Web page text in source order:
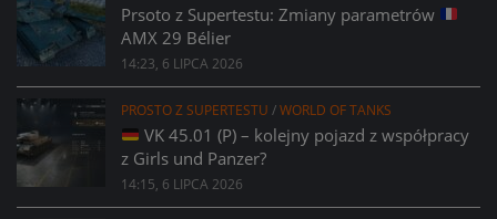
Prsoto z Supertestu: Zmiany parametrów
AMX 29 Bélier
14:23, 6 LIPCA 2026
PROSTO Z SUPERTESTU /WORLD OF TANKS
VK 45.01 (P) – kolejny pojazd z współpracy
z Girls und Panzer?
14:15, 6 LIPCA 2026